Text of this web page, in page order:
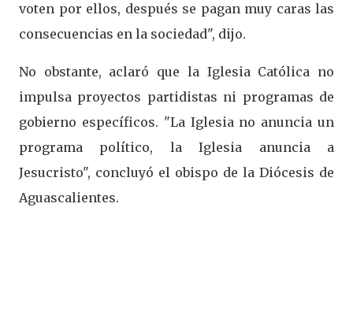
voten por ellos, después se pagan muy caras las
consecuencias en la sociedad", dijo.
No obstante, aclaró que la Iglesia Católica no
impulsa proyectos partidistas ni programas de
gobierno específicos. "La Iglesia no anuncia un
programa político, la Iglesia anuncia a
Jesucristo", concluyó el obispo de la Diócesis de
Aguascalientes.